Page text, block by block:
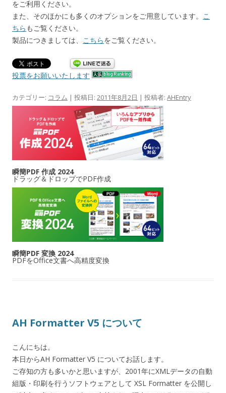
をご利用ください。
また、そのほかにも多くのオプションをご用意しています。
こ
ちら もご覧ください。
製品につきましては、
こちらをご覧ください。
投票をお願いいたします
カテゴリー: コラム | 投稿日: 2011年8月2日 | 投稿者: AHEntry
瞬簡PDF 作成 2024
ドラッグ＆ドロップでPDF作成
瞬簡PDF 変換 2024
PDFをOffice文書へ高精度変換
AH Formatter V5 について
こんにちは。
本日からAH Formatter V5 についてお話します。
ご存知の方も多いかと思いますが、2001年にXMLデータの自動
組版・印刷を行うソフトウェアとして XSL Formatter を公開し